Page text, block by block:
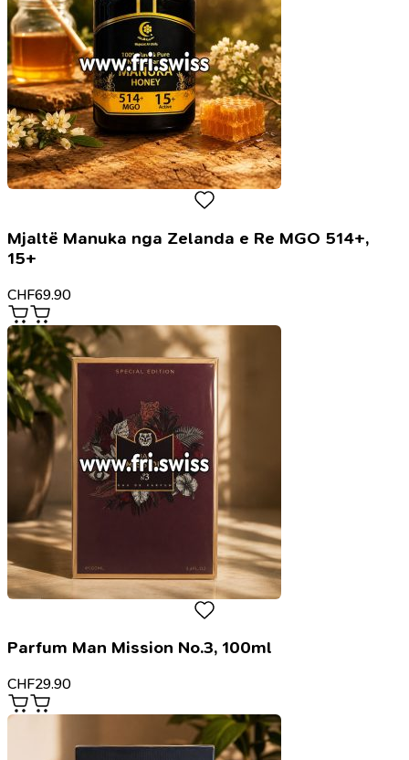
Mjaltë Manuka nga Zelanda e Re MGO 514+,
15+
CHF69.90
Parfum Man Mission No.3, 100ml
CHF29.90